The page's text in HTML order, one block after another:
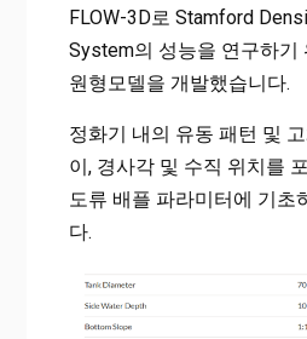
FLOW-3D로 Stamford
System의 성능을 연구하기
원형모델을 개발했습니다.
정화기 내의 유동 패턴 및
이, 경사각 및 수직 위치를
도류 배플 파라미터에 기초
다.